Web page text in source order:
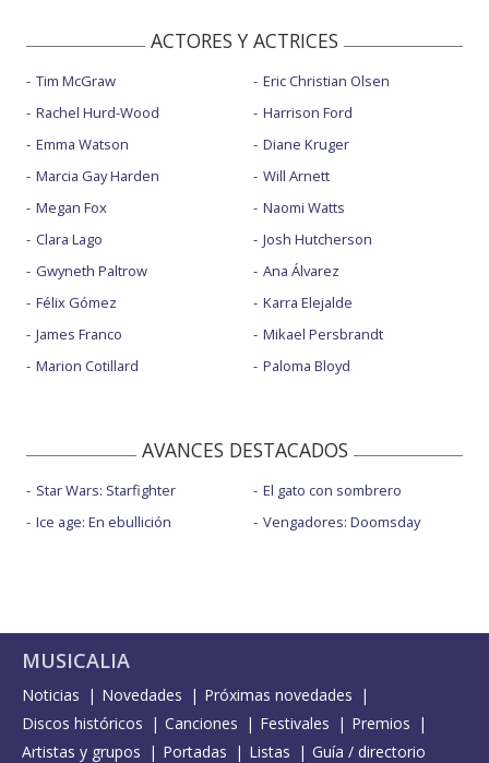
ACTORES Y ACTRICES
Tim McGraw
Rachel Hurd-Wood
Emma Watson
Marcia Gay Harden
Megan Fox
Clara Lago
Gwyneth Paltrow
Félix Gómez
James Franco
Marion Cotillard
Eric Christian Olsen
Harrison Ford
Diane Kruger
Will Arnett
Naomi Watts
Josh Hutcherson
Ana Álvarez
Karra Elejalde
Mikael Persbrandt
Paloma Bloyd
AVANCES DESTACADOS
Star Wars: Starfighter
Ice age: En ebullición
El gato con sombrero
Vengadores: Doomsday
MUSICALIA
Noticias Novedades
Próximas novedades
Discos históricos
Canciones Festivales
Premios
Artistas y grupos
Portadas Listas Guía / directorio